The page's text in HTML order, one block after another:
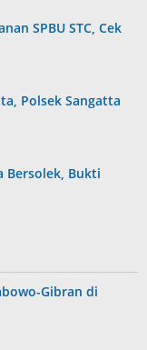
SPBU STC, Cek
Polsek Sangatta
Bersolek, Bukti
Gibran di